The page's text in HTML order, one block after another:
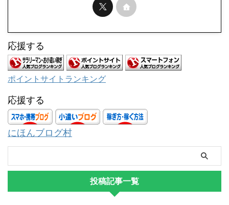
応援する
ポイントサイトランキング
応援する
にほんブログ村
投稿記事一覧